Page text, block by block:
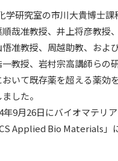
学研究室の市川大貴博士課
哉准教授、井上将彦教授
准教授、周越助教、およ
教授、岩村宗高講師らの
いて既存薬を超える薬効
した。
9月26日にバイオマテリ
Applied Bio Materials」